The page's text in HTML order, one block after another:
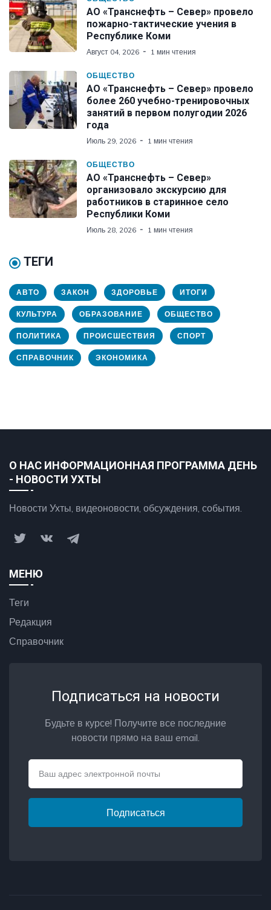
АО «Транснефть – Север» провело
пожарно-тактические учения в
Республике Коми
Август 04, 2026 1 мин чтения
ОБЩЕСТВО
АО «Транснефть – Север» провело
более 260 учебно-тренировочных
занятий в первом полугодии 2026
года
Июль 29, 2026 1 мин чтения
ОБЩЕСТВО
АО «Транснефть – Север»
организовало экскурсию для
работников в старинное село
Республики Коми
Июль 28, 2026 1 мин чтения
ТЕГИ
АВТО ЗАКОН ЗДОРОВЬЕ ИТОГИ
КУЛЬТУРА ОБРАЗОВАНИЕ ОБЩЕСТВО
ПОЛИТИКА ПРОИСШЕСТВИЯ СПОРТ
СПРАВОЧНИК ЭКОНОМИКА
О НАС ИНФОРМАЦИОННАЯ ПРОГРАММА ДЕНЬ
- НОВОСТИ УХТЫ
Новости Ухты, видеоновости, обсуждения, события.
МЕНЮ
Теги
Редакция
Справочник
Подписаться на новости
Будьте в курсе! Получите все последние
новости прямо на ваш email.
Подписаться